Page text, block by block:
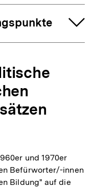
und 1970er
Befürworter/-innen
Bildung" auf die